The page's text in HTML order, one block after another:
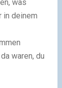
was
in deinem
waren, du